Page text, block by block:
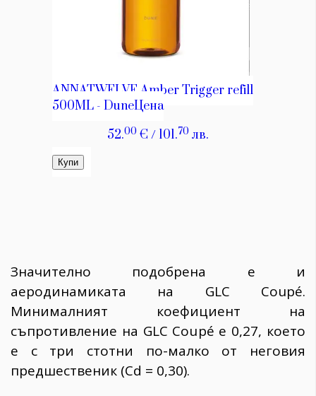
Значително подобрена е и
аеродинамиката на GLC Coupé.
Минималният коефициент на
съпротивление на GLC Coupé е 0,27, което
е с три стотни по-малко от неговия
предшественик (Cd = 0,30).